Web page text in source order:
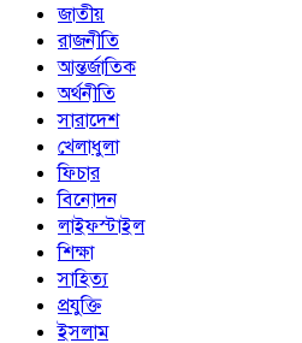
জাতীয়
রাজনীতি
আন্তর্জাতিক
অর্থনীতি
সারাদেশ
খেলাধুলা
ফিচার
বিনোদন
লাইফস্টাইল
শিক্ষা
সাহিত্য
প্রযুক্তি
ইসলাম